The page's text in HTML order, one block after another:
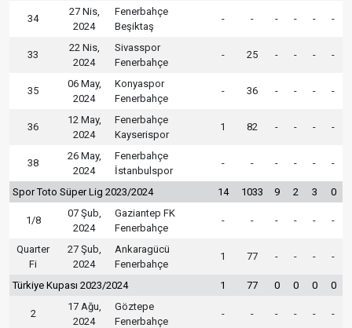
34
27 Nis,
2024
Fenerbahçe
Beşiktaş
- - - - - -
33
22 Nis,
2024
Sivasspor
Fenerbahçe
- 25 - - - -
35
06 May,
2024
Konyaspor
Fenerbahçe
- 36 - - - -
36
12 May,
2024
Fenerbahçe
Kayserispor
1 82 - - - -
38
26 May,
2024
Fenerbahçe
İstanbulspor
- - - - - -
Spor Toto Süper Lig 2023/2024 14 1033 9 2 3 0
1/8
07 Şub,
2024
Gaziantep FK
Fenerbahçe
- - - - - -
Quarter
Fi
27 Şub,
2024
Ankaragücü
Fenerbahçe
1 77 - - - -
Türkiye Kupası 2023/2024 1 77 0 0 0 0
2
17 Ağu,
2024
Göztepe
Fenerbahçe
- - - - - -